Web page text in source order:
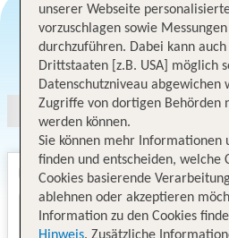
unserer Webseite
vorzuschlagen sowie
durchzuführen. Dabei kann
Drittstaaten [z.B. USA] möglich
Datenschutzniveau abgewichen
Zugriffe von dortigen Behörden
werden können.
Sie können mehr Informationen
finden und entscheiden, welche
Cookies basierende
ablehnen oder akzeptieren
Information zu den Cookies